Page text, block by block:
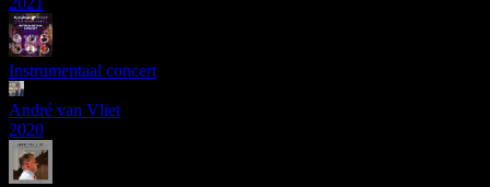
Instrumentaal concert
André van Vliet
2020